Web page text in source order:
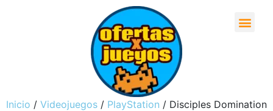
Inicio / Videojuegos / PlayStation / Disciples Domination